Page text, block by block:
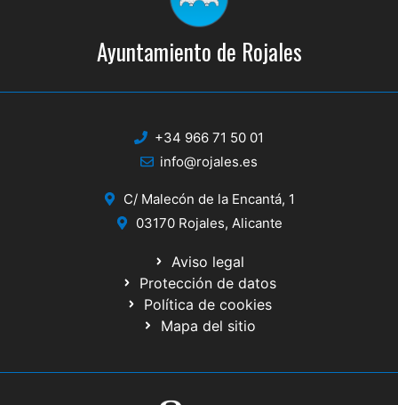
Ayuntamiento de Rojales
+34 966 71 50 01
info@rojales.es
C/ Malecón de la Encantá, 1
03170 Rojales, Alicante
Aviso legal
Protección de datos
Política de cookies
Mapa del sitio